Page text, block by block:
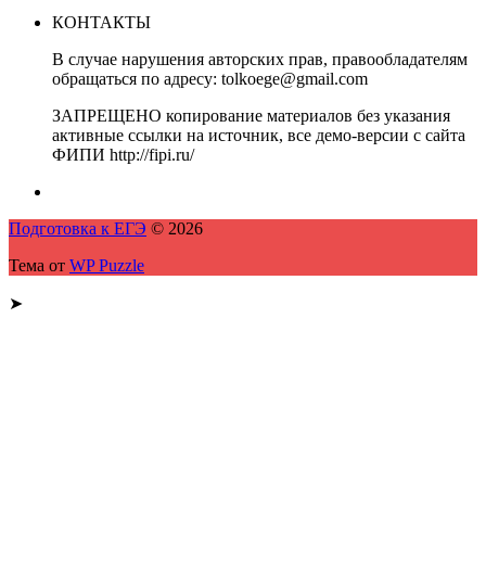
КОНТАКТЫ
В случае нарушения авторских прав, правообладателям
обращаться по адресу: tolkoege@gmail.com
ЗАПРЕЩЕНО копирование материалов без указания
активные ссылки на источник, все демо-версии с сайта
ФИПИ http://fipi.ru/
Подготовка к ЕГЭ © 2026
Тема от WP Puzzle
➤